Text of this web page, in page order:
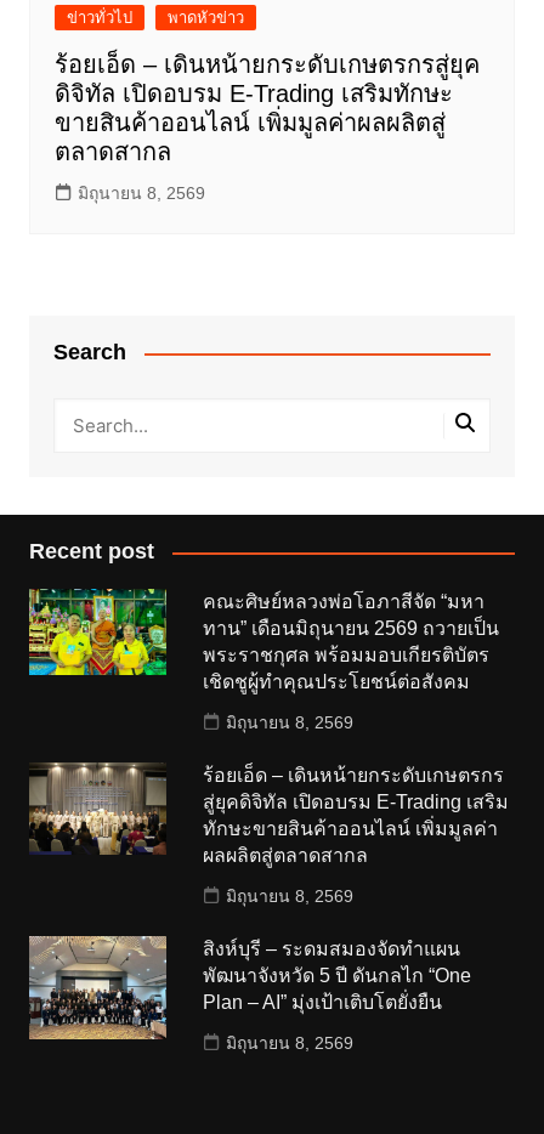
ข่าวทั่วไป พาดหัวข่าว
ร้อยเอ็ด – เดินหน้ายกระดับเกษตรกรสู่ยุค
ดิจิทัล เปิดอบรม E-Trading เสริมทักษะ
ขายสินค้าออนไลน์ เพิ่มมูลค่าผลผลิตสู่
ตลาดสากล
มิถุนายน 8, 2569
Search
Recent post
คณะศิษย์หลวงพ่อโอภาสีจัด “มหา
ทาน” เดือนมิถุนายน 2569 ถวายเป็น
พระราชกุศล พร้อมมอบเกียรติบัตร
เชิดชูผู้ทำคุณประโยชน์ต่อสังคม
มิถุนายน 8, 2569
ร้อยเอ็ด – เดินหน้ายกระดับเกษตรกร
สู่ยุคดิจิทัล เปิดอบรม E-Trading เสริม
ทักษะขายสินค้าออนไลน์ เพิ่มมูลค่า
ผลผลิตสู่ตลาดสากล
มิถุนายน 8, 2569
สิงห์บุรี – ระดมสมองจัดทำแผน
พัฒนาจังหวัด 5 ปี ดันกลไก “One
Plan – AI” มุ่งเป้าเติบโตยั่งยืน
มิถุนายน 8, 2569